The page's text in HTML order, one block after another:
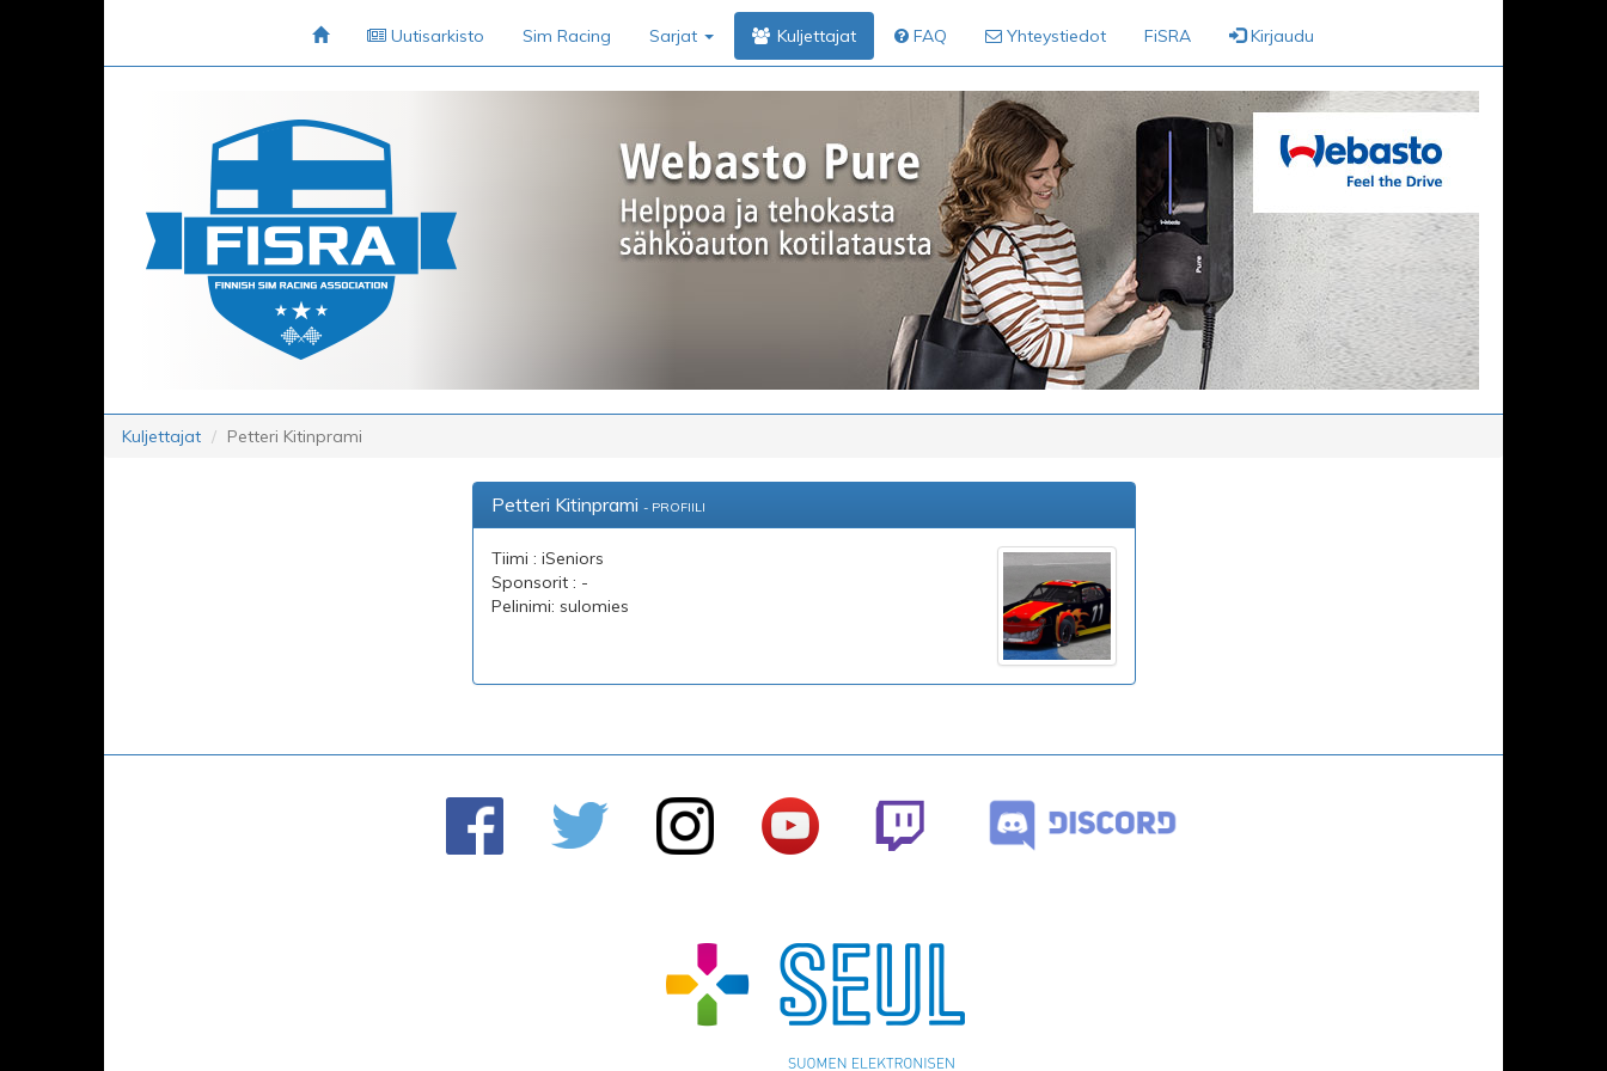
Uutisarkisto Sim Racing Sarjat Kuljettajat FAQ Yhteystiedot FiSRA Kirjaudu
Kuljettajat Petteri Kitinprami
Petteri Kitinprami - PROFIILI
Tiimi : iSeniors
Sponsorit : -
Pelinimi: sulomies